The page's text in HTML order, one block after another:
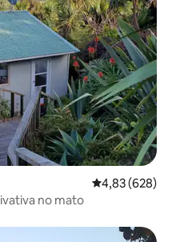
4,83 de uma
4,83 (628)
no mato